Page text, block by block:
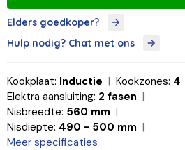
Elders goedkoper?
Hulp nodig? Chat met ons
Kookplaat: Inductie Kookzones: 4
Elektra aansluiting: 2 fasen
Nisbreedte: 560 mm
Nisdiepte: 490 - 500 mm
Meer specificaties